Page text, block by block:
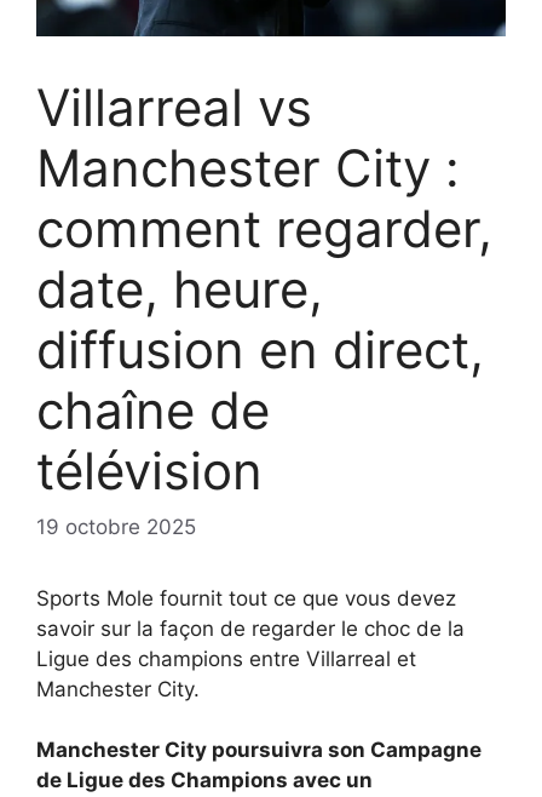
Villarreal vs
Manchester City :
comment regarder,
date, heure,
diffusion en direct,
chaîne de
télévision
19 octobre 2025
Sports Mole fournit tout ce que vous devez
savoir sur la façon de regarder le choc de la
Ligue des champions entre Villarreal et
Manchester City.
Manchester City poursuivra son Campagne
de Ligue des Champions avec un